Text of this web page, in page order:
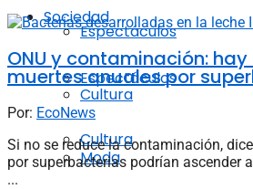
Espectáculos
Cultura
Moda
Sociedad
Espectáculos
Cultura
ONU y contaminación:
muertes anuales por
Por: EcoNews
Si no se reduce la contaminación,
por superbacterias podrían ascender
...